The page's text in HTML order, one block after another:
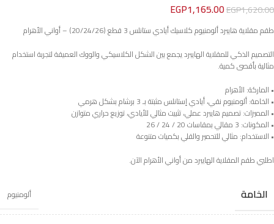
EGP1,620.00
EGP1,165.00
طقم مقلاية هايبرد ألومنيوم كلاسيك أيادي ستانلس 3 قطع (20/24/26) – أواني الأهرام
التصميم الذكي للمقلاية الهايبرد يجمع بين الشكل الكلاسيكي والووك العميقة لتجربة استخدام
مثالية بأقصى كمية.
• الماركة: الأهرام
• الخامة: ألومنيوم نقي، أيادي إستانلس مثبتة بـ 3 برشام بشكل هرمي
• المميزات: تصميم هايبرد عملي، تثبيت مثالي للأيادي، توزيع حراري متوازن
• المكونات: 3 مقالي بمقاسات 20 / 24 / 26
• الاستخدام: مثالي للتحمير والقلي بكميات متنوعة
اطلبي طقم المقلاية الهايبرد من أواني الأهرام الآن.
الخامة ألومنيوم